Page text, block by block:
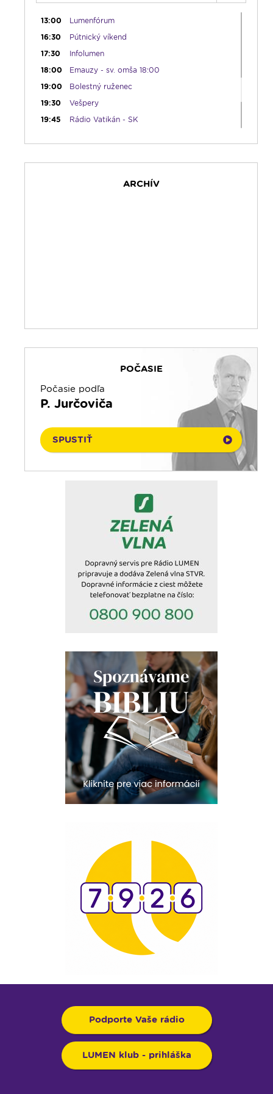
12:30
Biblia za rok
13:00
Lumenfórum
16:30
Pútnický víkend
17:30
Infolumen
18:00
Emauzy - sv. omša 18:00
19:00
Bolestný ruženec
19:30
Vešpery
19:45
Rádio Vatikán - SK
Spoznávame BibliuARCHÍV
POČASIE
Počasie podľa
P. Jurčoviča
SPUSTIŤ
Podporte Vaše rádio
LUMEN klub - prihláška